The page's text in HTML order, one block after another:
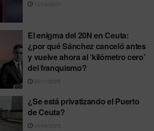
12/12/2025
El enigma del 20N en Ceuta:
¿por qué Sánchez canceló antes
y vuelve ahora al ‘kilómetro cero’
del franquismo?
20/11/2025
¿Se está privatizando el Puerto
de Ceuta?
08/09/2025